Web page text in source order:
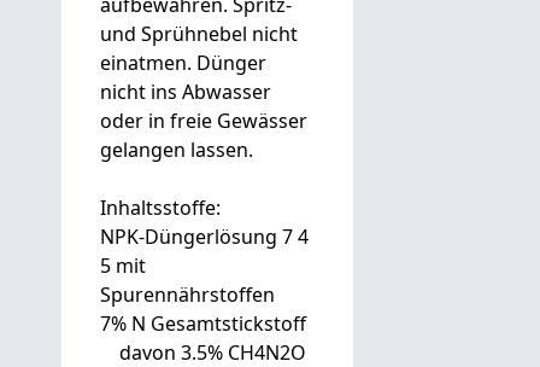
und Sprühnebel nicht
einatmen. Dünger
nicht ins Abwasser
oder in freie Gewässer
gelangen lassen.
Inhaltsstoffe:
NPK-Düngerlösung 7 4
5 mit
Spurennährstoffen
7% N Gesamtstickstoff
davon 3.5% CH4N2O